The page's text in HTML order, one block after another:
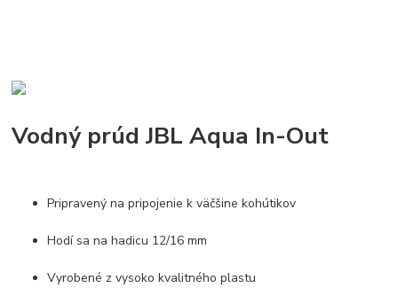
Vodný prúd JBL Aqua In-Out
Pripravený na pripojenie k väčšine kohútikov
Hodí sa na hadicu 12/16 mm
Vyrobené z vysoko kvalitného plastu